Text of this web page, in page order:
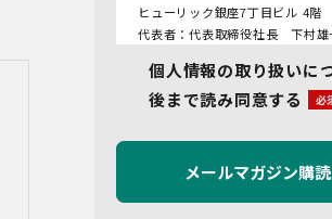
ヒューリック銀座7丁目ビル 4階
代表者：代表取締役社長 下村雄
2.個人情報保護管理者
管理者名：管理部長
3.利用目的
当社で取り扱う個人情報（個人情
法第2条第1項により定義された
個人情報の取り扱いに
後まで読み同意する